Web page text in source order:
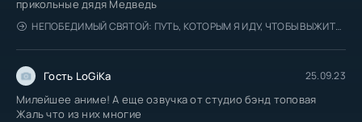
прикольные дядя Медведь
НЕПОБЕДИМЫЙ СВЯТОЙ: ПУТЬ, КОТОРЫМ Я ИДУ, ЧТОБЫ ВЫЖИТЬ В ДРУГОМ МИРЕ
Гость LoGiKa 25.09.23
Милейшее аниме! А еще озвучка от студио бэнд топовая
Жаль что из них многие